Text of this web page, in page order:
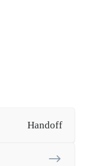
Handoff